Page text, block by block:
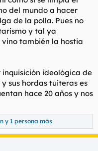
del mundo a hacer
de la polla. Pues no
y tal ya
también la hostia
ideológica de
sus hordas tuiteras es
hace 20 años y nos
y 1 persona más